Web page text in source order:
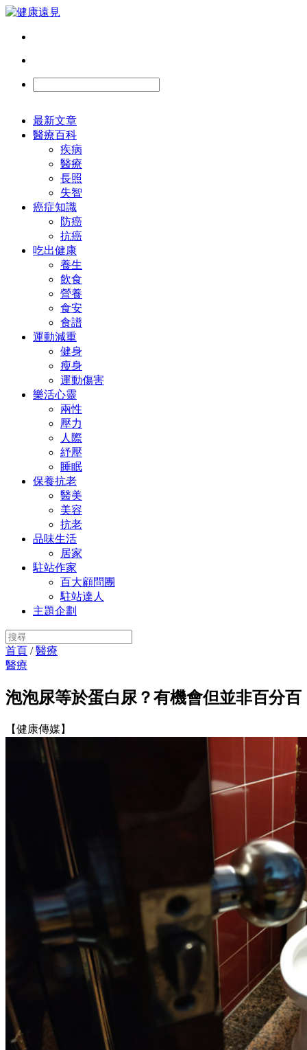
最新文章
醫療百科
疾病
醫療
長照
失智
癌症知識
防癌
抗癌
吃出健康
養生
飲食
營養
食安
食譜
運動減重
健身
瘦身
運動傷害
樂活心靈
兩性
壓力
人際
紓壓
睡眠
保養抗老
醫美
美容
抗老
品味生活
居家
駐站作家
百大顧問團
駐站達人
主題企劃
首頁 /醫療
醫療
泡泡尿等於蛋白尿？有機會但並非百分百
【健康傳媒】